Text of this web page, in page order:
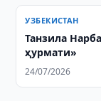
УЗБЕКИСТАН
Танзила
ҳурмати»
24/07/2026